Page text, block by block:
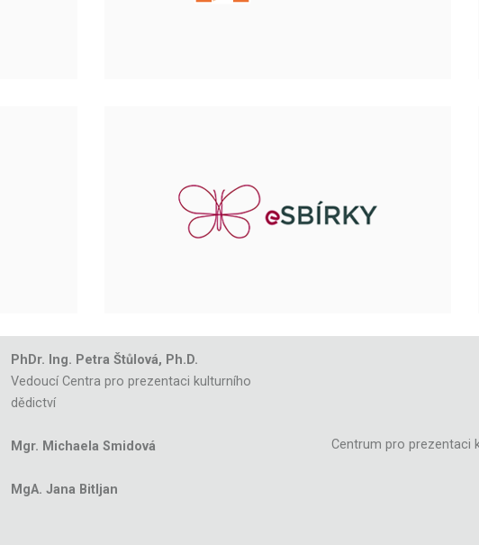
PhDr. Ing. Petra Štůlová, Ph.D.
Vedoucí Centra pro prezentaci kulturního
dědictví
Mgr. Michaela Smidová
MgA. Jana Bitljan
Centrum pro prezentaci